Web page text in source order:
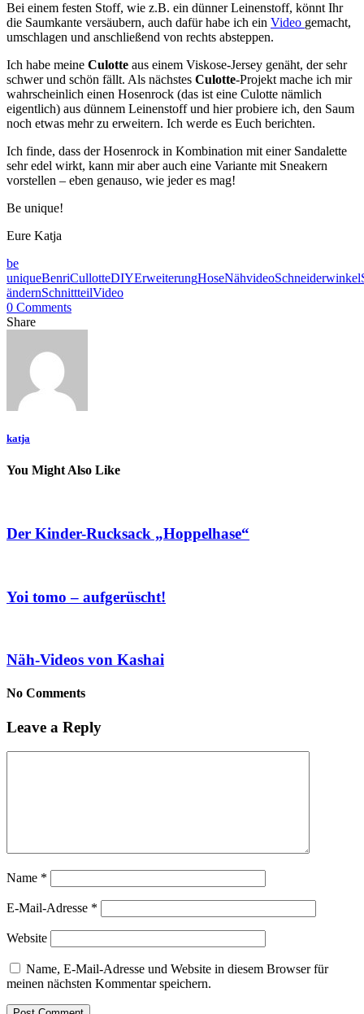
Bei einem festen Stoff, wie z.B. ein dünner Leinenstoff, könnt Ihr
die Saumkante versäubern, auch dafür habe ich ein Video gemacht,
umschlagen und anschließend von rechts absteppen.
Ich habe meine Culotte aus einem Viskose-Jersey genäht, der sehr
schwer und schön fällt. Als nächstes Culotte-Projekt mache ich mir
wahrscheinlich einen Hosenrock (das ist eine Culotte nämlich
eigentlich) aus dünnem Leinenstoff und hier probiere ich, den Saum
noch etwas mehr zu erweitern. Ich werde es Euch berichten.
Ich finde, dass der Hosenrock in Kombination mit einer Sandalette
sehr edel wirkt, kann mir aber auch eine Variante mit Sneakern
vorstellen – eben genauso, wie jeder es mag!
Be unique!
Eure Katja
be
uniqueBenriCullotteDIYErweiterungHoseNähvideoSchneiderwinkel
ändernSchnittteilVideo
0 Comments
Share
katja
You Might Also Like
Der Kinder-Rucksack „Hoppelhase“
Yoi tomo – aufgerüscht!
Näh-Videos von Kashai
No Comments
Leave a Reply
Name *
E-Mail-Adresse *
Website
Name, E-Mail-Adresse und Website in diesem Browser für
meinen nächsten Kommentar speichern.